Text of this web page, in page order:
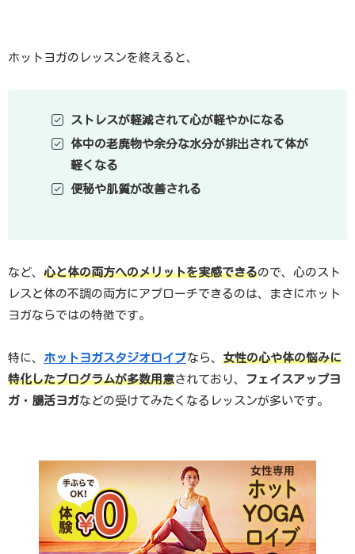
ホットヨガのレッスンを終えると、
ストレスが軽減されて心が軽やかになる
体中の老廃物や余分な水分が排出されて体が
軽くなる
便秘や肌質が改善される
など、 心と体の両方へのメリットを実感できるので、心のスト
レスと体の不調の両方にアプローチできるのは、まさにホット
ヨガならではの特徴です。
特に、 ホットヨガスタジオロイブなら、 女性の心や体の悩みに
特化したプログラムが多数用意されており、 フェイスアップヨ
ガ ・ 腸活ヨガなどの受けてみたくなるレッスンが多いです。